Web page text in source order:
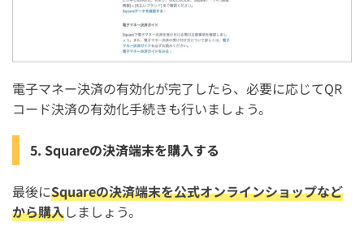
電子マネー決済の有効化が完了したら、必要に応じてQR
コード決済の有効化手続きも行いましょう。
5. Squareの決済端末を購入する
最後にSquareの決済端末を公式オンラインショップなど
から購入しましょう。